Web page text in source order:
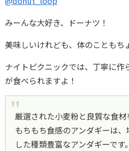
みーんな大好き、ドーナツ！
美味しいけれども、体のこともち
ナイトピクニックでは、丁寧に作
が食べられますよ！
厳選された小麦粉と良質な食材
もちもち食感のアンダギーは
した種類豊富なアンダギーで